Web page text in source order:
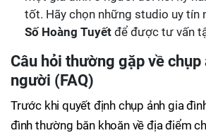
tốt. Hãy chọn những studio uy tín
Số Hoàng Tuyết để được tư vấn
Câu hỏi thường gặp về
người (FAQ)
Trước khi quyết định chụp ảnh gia
đình thường băn khoăn về địa điểm